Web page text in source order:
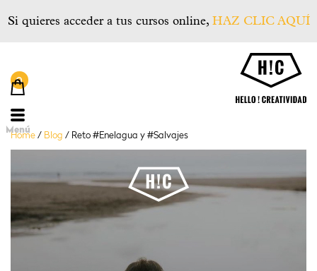
Si quieres acceder a tus cursos online, HAZ CLIC AQUÍ
Menú
Home / Blog / Reto #Enelagua y #Salvajes